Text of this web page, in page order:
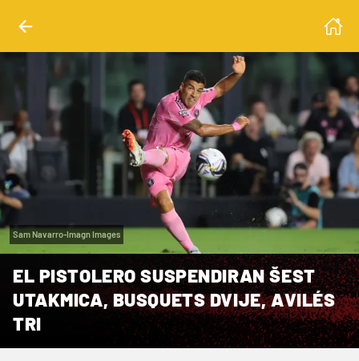
Sam Navarro-Imagn Images
EL PISTOLERO SUSPENDIRAN ŠEST
UTAKMICA, BUSQUETS DVIJE, AVILÉS
TRI